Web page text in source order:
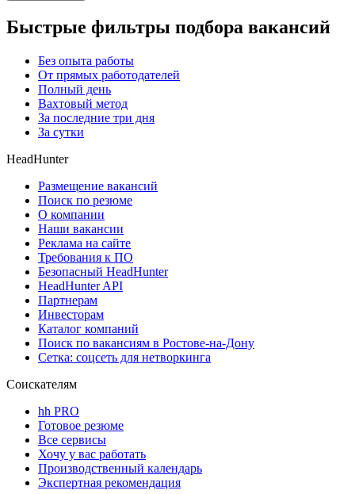
Быстрые фильтры подбора вакансий
Без опыта работы
От прямых работодателей
Полный день
Вахтовый метод
За последние три дня
За сутки
HeadHunter
Размещение вакансий
Поиск по резюме
О компании
Наши вакансии
Реклама на сайте
Требования к ПО
Безопасный HeadHunter
HeadHunter API
Партнерам
Инвесторам
Каталог компаний
Поиск по вакансиям в Ростове-на-Дону
Сетка: соцсеть для нетворкинга
Соискателям
hh PRO
Готовое резюме
Все сервисы
Хочу у вас работать
Производственный календарь
Экспертная рекомендация